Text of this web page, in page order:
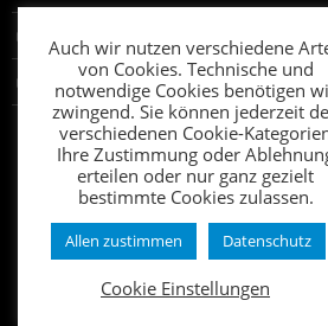
AGB für Kunden
© 2024 Stripperin.de. Alle
AGB Impressum Datenschutz
Auch wir nutzen verschiedene
von Cookies. Technische und
notwendige Cookies benötigen
zwingend. Sie können jederzeit
verschiedenen Cookie-
Ihre Zustimmung oder
erteilen oder nur ganz gezielt
bestimmte Cookies zulassen.
Allen zustimmen Datenschutz
Cookie Einstellungen